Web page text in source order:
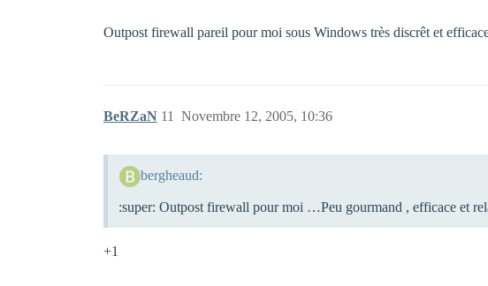
Outpost firewall pareil pour moi sous Windows très discrêt et
BeRZaN Novembre 12, 2005, 10:36
11
bergheaud:
:super: Outpost firewall pour moi …Peu gourmand , efficace et
+1